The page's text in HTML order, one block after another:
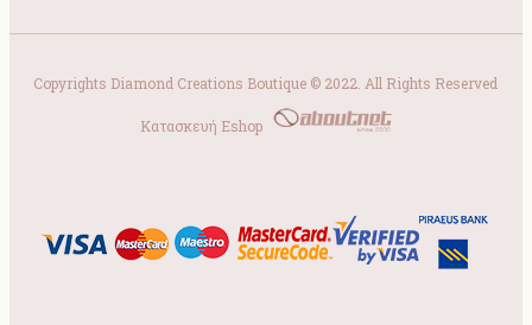
Copyrights Diamond Creations Boutique © 2022. All Rights Reserved
Κατασκευή Eshop